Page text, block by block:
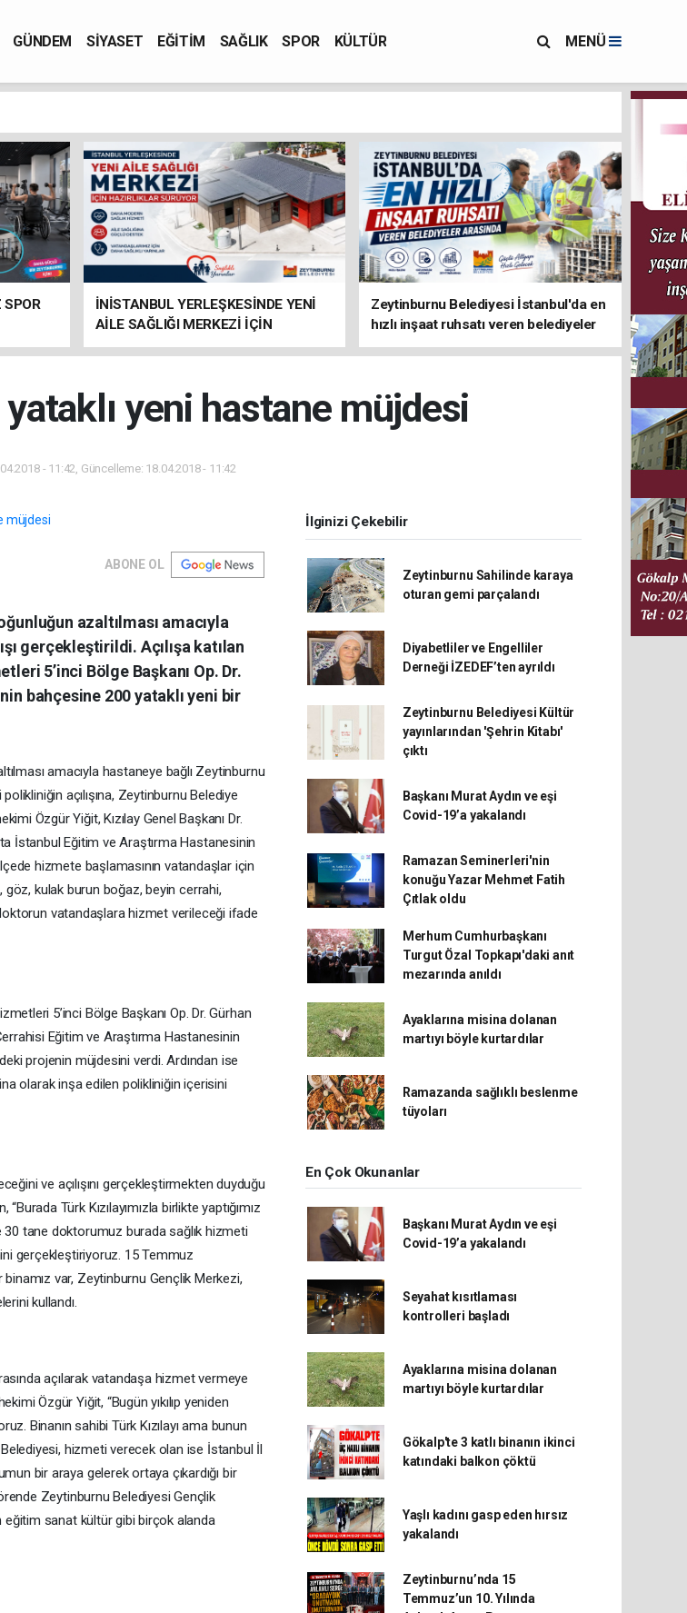
GÜNDEM SİYASET EĞİTİM SAĞLIK SPOR KÜLTÜR MENÜ
SPOR
İNİSTANBUL YERLEŞKESİNDE YENİ
AİLE SAĞLIĞI MERKEZİ İÇİN
HAZIRLIKLAR SÜRÜYOR
Zeytinburnu Belediyesi İstanbul'da en
hızlı inşaat ruhsatı veren belediyeler
arasında
yeni hastane müjdesi
- 11:42, Güncelleme: 18.04.2018 - 11:42
ABONE OL
azaltılması amacıyla
gerçekleştirildi. Açılışa katılan
5’inci Bölge Başkanı Op. Dr.
bahçesine 200 yataklı yeni bir
amacıyla hastaneye bağlı Zeytinburnu
açılışına, Zeytinburnu Belediye
Özgür Yiğit, Kızılay Genel Başkanı Dr.
İstanbul Eğitim ve Araştırma Hastanesinin
hizmete başlamasının vatandaşlar için
göz, kulak burun boğaz, beyin cerrahi,
vatandaşlara hizmet verileceği ifade
5’inci Bölge Başkanı Op. Dr. Gürhan
Eğitim ve Araştırma Hastanesinin
projenin müjdesini verdi. Ardından ise
olarak inşa edilen polikliniğin içerisini
ve açılışını gerçekleştirmekten duyduğu
Türk Kızılayımızla birlikte yaptığımız
tane doktorumuz burada sağlık hizmeti
gerçekleştiriyoruz. 15 Temmuz
binamız var, Zeytinburnu Gençlik Merkezi,
kullandı.
açılarak vatandaşa hizmet vermeye
Özgür Yiğit, “Bugün yıkılıp yeniden
Binanın sahibi Türk Kızılayı ama bunun
Belediyesi, hizmeti verecek olan ise İstanbul İl
bir araya gelerek ortaya çıkardığı bir
Zeytinburnu Belediyesi Gençlik
sanat kültür gibi birçok alanda
İlginizi Çekebilir
Zeytinburnu Sahilinde karaya
oturan gemi parçalandı
Diyabetliler ve Engelliler
Derneği İZEDEF’ten ayrıldı
Zeytinburnu Belediyesi Kültür
yayınlarından 'Şehrin Kitabı'
çıktı
Başkanı Murat Aydın ve eşi
Covid-19’a yakalandı
Ramazan Seminerleri'nin
konuğu Yazar Mehmet Fatih
Çıtlak oldu
Merhum Cumhurbaşkanı
Turgut Özal Topkapı'daki anıt
mezarında anıldı
Ayaklarına misina dolanan
martıyı böyle kurtardılar
Ramazanda sağlıklı beslenme
tüyoları
En Çok Okunanlar
Başkanı Murat Aydın ve eşi
Covid-19’a yakalandı
Seyahat kısıtlaması
kontrolleri başladı
Ayaklarına misina dolanan
martıyı böyle kurtardılar
Gökalp'te 3 katlı binanın ikinci
katındaki balkon çöktü
Yaşlı kadını gasp eden hırsız
yakalandı
Zeytinburnu’nda 15
Temmuz’un 10. Yılında